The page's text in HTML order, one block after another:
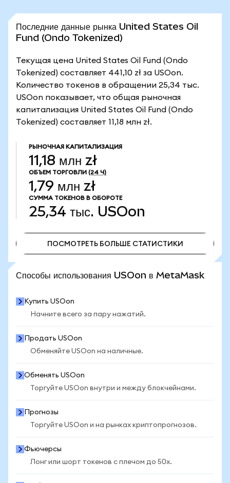
Последние данные рынка United States Oil
Fund (Ondo Tokenized)
Текущая цена United States Oil Fund (Ondo
Tokenized) составляет 441,10 zł за USOon.
Количество токенов в обращении 25,34 тыс.
USOon показывает, что общая рыночная
капитализация United States Oil Fund (Ondo
Tokenized) составляет 11,18 млн zł.
РЫНОЧНАЯ КАПИТАЛИЗАЦИЯ
11,18 млн zł
ОБЪЕМ ТОРГОВЛИ (24 Ч)
1,79 млн zł
СУММА ТОКЕНОВ В ОБОРОТЕ
25,34 тыс. USOon
ПОСМОТРЕТЬ БОЛЬШЕ СТАТИСТИКИ
Способы использования USOon в MetaMask
Купить USOon
Начните всего за пару нажатий.
Продать USOon
Обменяйте USOon на наличные.
Обменять USOon
Торгуйте USOon внутри и между блокчейнами.
Прогнозы
Торгуйте USOon и на рынках криптопрогнозов.
Фьючерсы
Лонг или шорт токенов с плечом до 50x.